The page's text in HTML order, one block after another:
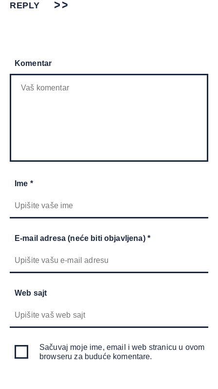
REPLY
Komentar
Ime *
E-mail adresa (neće biti objavljena) *
Web sajt
Sačuvaj moje ime, email i web stranicu u ovom
browseru za buduće komentare.